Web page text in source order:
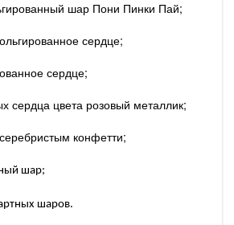
шар Пони Пинки Пай;
сердце;
сердце;
сердца цвета розовый металлик;
конфетти;
шар;
шаров.